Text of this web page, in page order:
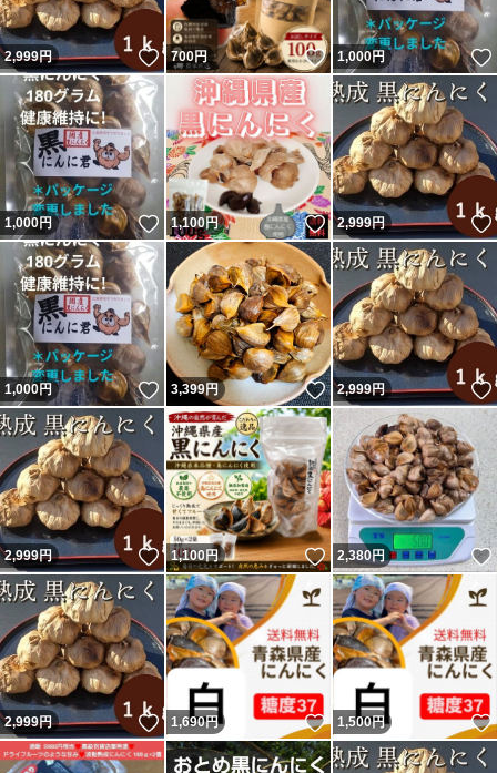
2,999円 いいね！
700円 いいね！
1,000円
1,000円 いいね！
1,100円 いいね！
2,999円
1,000円 いいね！
3,399円 いいね！
2,999円
2,999円 いいね！
1,100 円 いいね！
2,380円
2,999円 いいね！
1,690円 いいね！
1,500円